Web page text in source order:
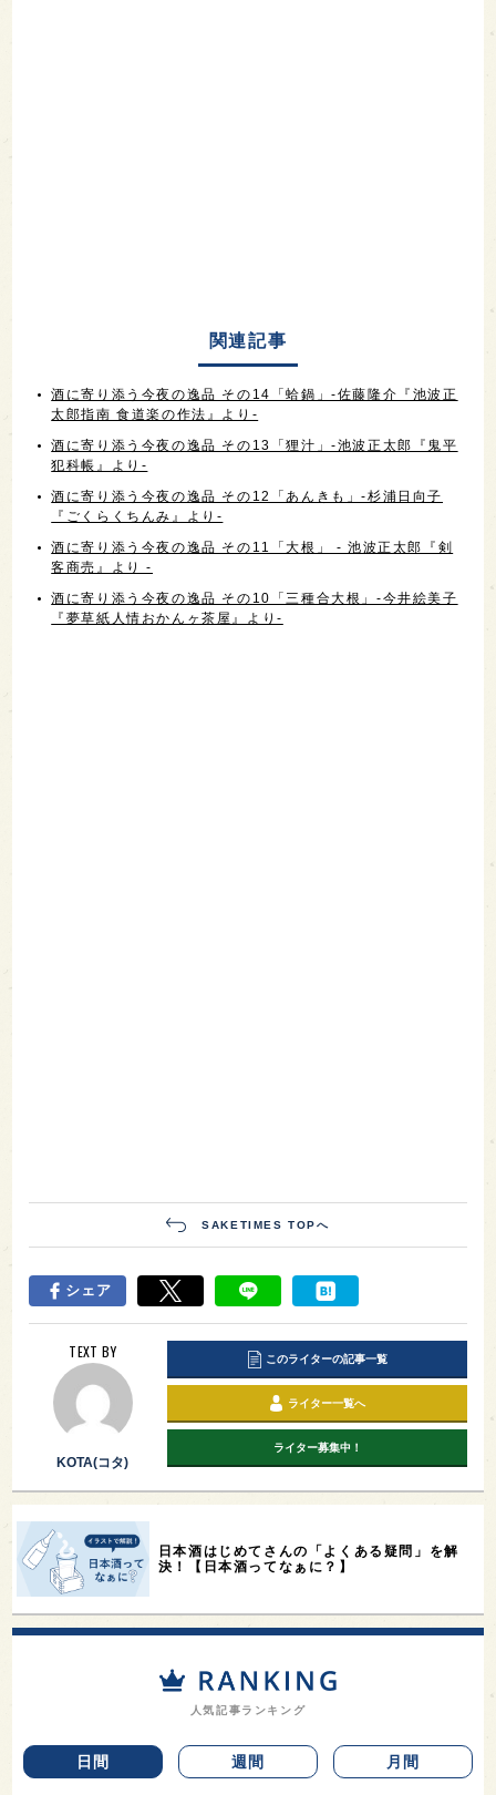
関連記事
酒に寄り添う今夜の逸品 その14「蛤鍋」-佐藤隆介『池波正
太郎指南 食道楽の作法』より-
酒に寄り添う今夜の逸品 その13「狸汁」-池波正太郎『鬼平
犯科帳』より-
酒に寄り添う今夜の逸品 その12「あんきも」-杉浦日向子
『ごくらくちんみ』より-
酒に寄り添う今夜の逸品 その11「大根」 - 池波正太郎『剣
客商売』より -
酒に寄り添う今夜の逸品 その10「三種合大根」-今井絵美子
『夢草紙人情おかんヶ茶屋』より-
SAKETIMES TOPへ
シェア
TEXT BY
KOTA(コタ)
このライターの記事一覧
ライター一覧へ
ライター募集中！
日本酒はじめてさんの「よくある疑問」を解
決！【日本酒ってなぁに？】
人気記事ランキング
日間 週間 月間